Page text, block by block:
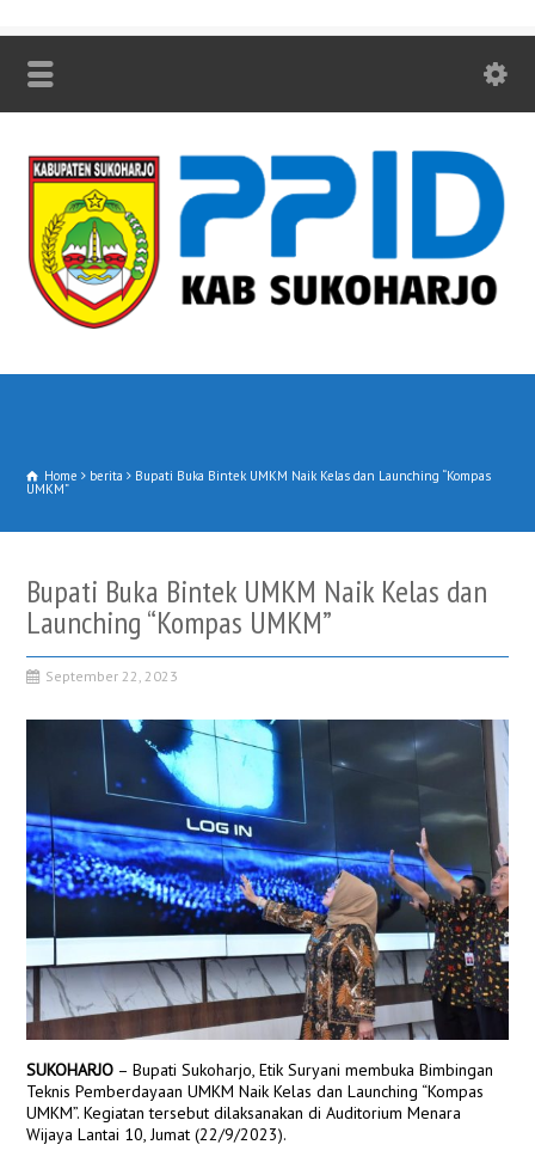
Home berita Bupati Buka Bintek UMKM Naik Kelas dan Launching “Kompas
UMKM”
Bupati Buka Bintek UMKM Naik Kelas dan
Launching “Kompas UMKM”
September 22, 2023
SUKOHARJO – Bupati Sukoharjo, Etik Suryani membuka Bimbingan
Teknis Pemberdayaan UMKM Naik Kelas dan Launching “Kompas
UMKM”. Kegiatan tersebut dilaksanakan di Auditorium Menara
Wijaya Lantai 10, Jumat (22/9/2023).